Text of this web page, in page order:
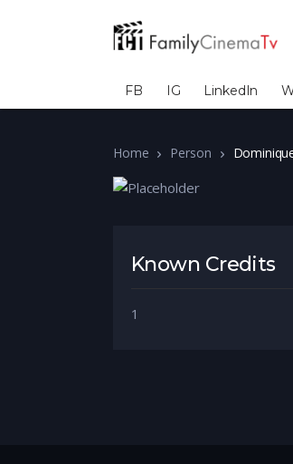
FB IG LinkedIn
Home Person
Known Credits
1